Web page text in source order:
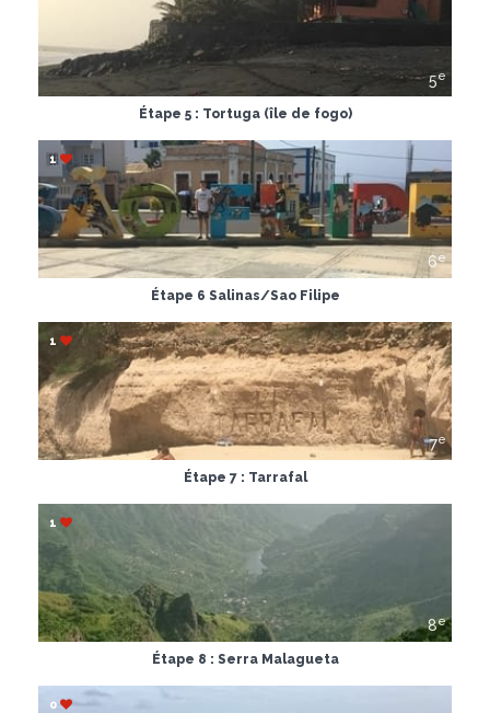
5e
Étape 5 : Tortuga (île de fogo)
6e
1
Étape 6 Salinas/Sao Filipe
7e
1
Étape 7 : Tarrafal
8e
1
Étape 8 : Serra Malagueta
0